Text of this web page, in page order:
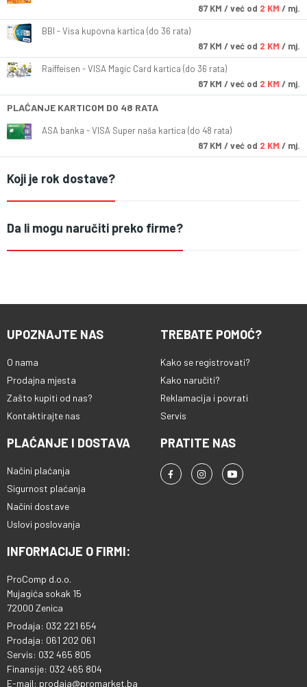
87 KM / već od 2 KM / mj.
BBI - Visa kupovna kartica (do 36 rata)
87 KM / već od 2 KM / mj.
Raiffeisen - VISA Magic Card kartica (do 36 rata)
87 KM / već od 2 KM / mj.
PLAĆANJE KARTICOM DO 48 RATA
ASA banka - VISA Super naša kartica (do 48 rata)
87 KM / već od 2 KM / mj.
Koji je rok dostave?
Da li mogu naručiti preko firme?
UPOZNAJTE NAS
O nama
Prodajna mjesta
Zašto kupiti od nas?
Kontaktirajte nas
TREBATE POMOĆ?
Kako se registrovati?
Kako naručiti?
Reklamacija i povrati
Servis
PLAĆANJE I DOSTAVA
Načini plaćanja
Sigurnost plaćanja
Načini dostave
Uslovi poslovanja
PRATITE NAS
INFORMACIJE O FIRMI:
ProComp d.o.o.
Mujagića sokak 15
72000 Zenica
Prodaja: 032 221 654
Prodaja: 061 202 061
Servis: 032 465 805
Finansije: 032 465 804
E-mail: prodaja@promarket.ba